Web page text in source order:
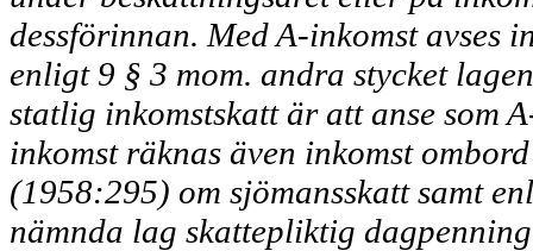
dess­förinnan. Med A-inkomst avses
enligt 9 § 3 mom. andra stycket
statlig inkomstskatt är att anse som
inkomst räknas även inkomst
(1958:295) om sjömansskatt samt
nämnda lag skat­tepliktig